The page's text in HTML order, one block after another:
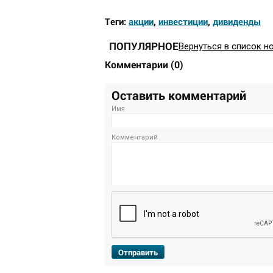
Теги: акции, инвестиции, дивиденды
ПОПУЛЯРНОЕВернуться в список
Комментарии (0)
Оставить комментарий
Имя
Комментарий
Отправить